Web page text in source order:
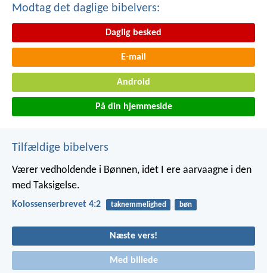
Modtag det daglige bibelvers:
Daglig besked
E-mail
Android
På din hjemmeside
Tilfældige bibelvers
Værer vedholdende i Bønnen, idet I ere aarvaagne i den
med Taksigelse.
Kolossenserbrevet 4:2 taknemmelighed bøn
Næste vers!
Med billede